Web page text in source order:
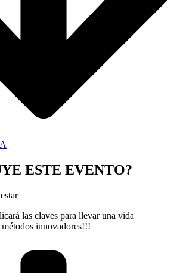
ESTE EVENTO?
las claves para llevar una vida
métodos innovadores!!!